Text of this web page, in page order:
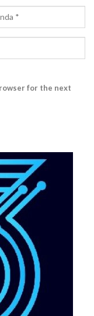
for the next